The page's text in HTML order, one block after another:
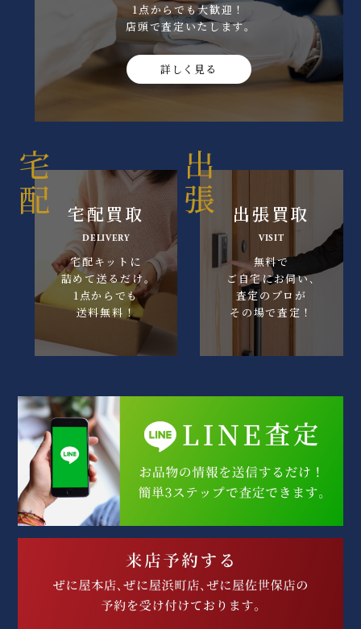
1点からでも大歓迎！
店頭で査定いたします｡
詳しく見る
宅配買取
DELIVERY
宅配キットに
詰めて送るだけ｡
1点からでも
送料無料！
出張買取
VISIT
無料で
ご自宅にお伺い､
査定のプロが
その場で査定！